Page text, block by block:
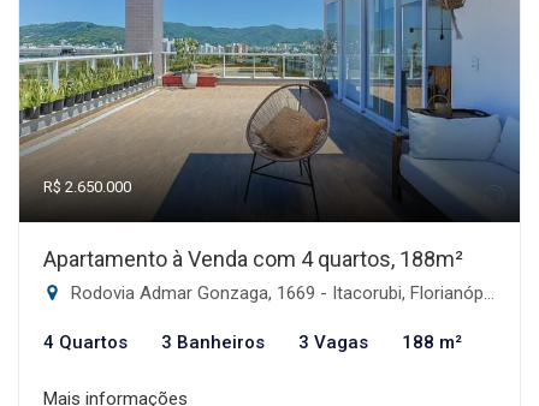
R$ 2.650.000
Apartamento à Venda com 4 quartos, 188m²
Rodovia Admar Gonzaga, 1669 - Itacorubi, Florianópolis-SC
4 Quartos 3 Banheiros 3 Vagas 188 m²
Mais informações